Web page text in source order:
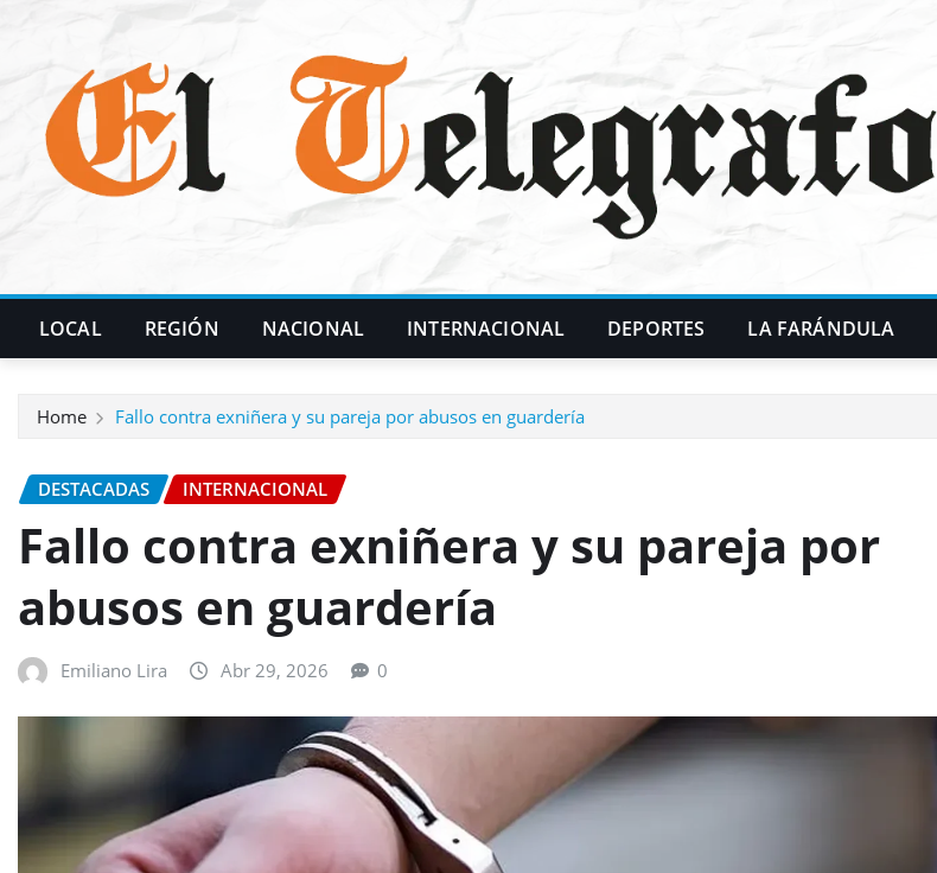
LOCAL REGIÓN NACIONAL INTERNACIONAL DEPORTES LA FARÁNDULA
Home Fallo contra exniñera y su pareja por abusos en guardería
DESTACADAS INTERNACIONAL
Fallo contra exniñera y su pareja por
abusos en guardería
Emiliano Lira Abr 29, 2026 0